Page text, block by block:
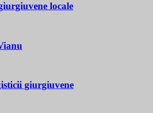
locale
giurgiuvene